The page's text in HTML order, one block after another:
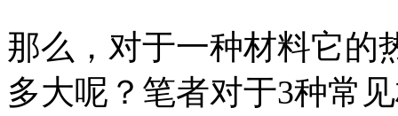
那么，对于一种材料它的
多大呢？笔者对于3种常